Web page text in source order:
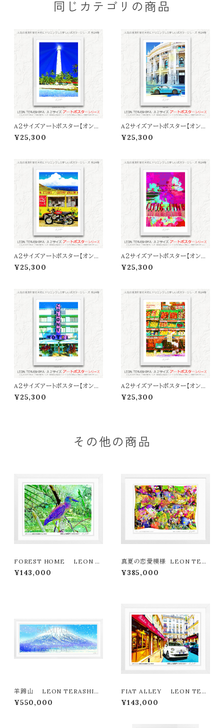
同じカテゴリの商品
A２サイズアートポスター【オンラ
イン限定】LEON TERASHIMA
「SUMMER REFLECTIONS」
¥25,300
A２サイズアートポスター【オンラ
イン限定】LEON TERASHIMA
「Ｂlue Day」
¥25,300
A２サイズアートポスター【オンラ
イン限定】LEON TERASHIMA
「ALOHA DOG」
¥25,300
A２サイズアートポスター【オンラ
イン限定】LEON TERASHIMA
「LOVE SONG」
¥25,300
A２サイズアートポスター【オンラ
イン限定】LEON TERASHIMA
「COLONY HOTEL」
¥25,300
A２サイズアートポスター【オンラ
イン限定】LEON TERASHIMA
「BOKU NO PARLOR」
¥25,300
その他の商品
FOREST HOME LEON T
ERASHIMA版画作品180作限
定
¥143,000
真夏の恋愛模様 LEON TER
ASHIMA版画作品77作限定（オ
ンライン限定特典付き作品〉
¥385,000
羊蹄山 LEON TERASHIM
A版画作品77作限定（オンライン
限定特典付き作品〉
¥550,000
FIAT ALLEY LEON TER
ASHIMA版画作品180作限定
¥143,000